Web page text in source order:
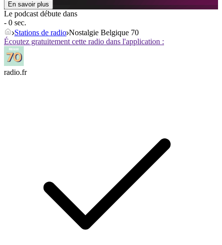
En savoir plus
Le podcast débute dans
- 0 sec.
Stations de radio Nostalgie Belgique 70
Écoutez gratuitement cette radio dans l'application :
radio.fr